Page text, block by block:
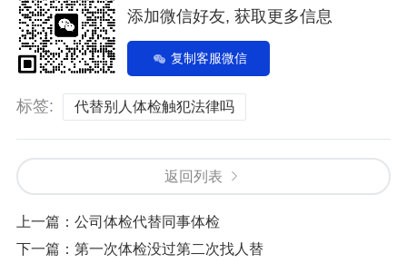
添加微信好友, 获取更多信息
复制客服微信
标签: 代替别人体检触犯法律吗
返回列表
上一篇： 公司体检代替同事体检
下一篇： 第一次体检没过第二次找人替